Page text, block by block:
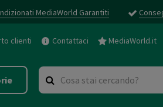
MediaWorld Garantiti
clienti Contattaci MediaWorld.it